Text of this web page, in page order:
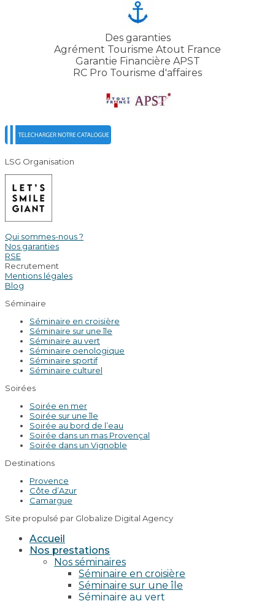
Des garanties
Agrément Tourisme Atout France
Garantie Financière APST
RC Pro Tourisme d'affaires
LSG Organisation
Qui sommes-nous ?
Nos garanties
RSE
Recrutement
Mentions légales
Blog
Séminaire
Séminaire en croisière
Séminaire sur une île
Séminaire au vert
Séminaire oenologique
Séminaire sportif
Séminaire culturel
Soirées
Soirée en mer
Soirée sur une île
Soirée au bord de l’eau
Soirée dans un mas Provençal
Soirée dans un Vignoble
Destinations
Provence
Côte d’Azur
Camargue
Site propulsé par Globalize Digital Agency
Accueil
Nos prestations
Nos séminaires
Séminaire en croisière
Séminaire sur une île
Séminaire au vert